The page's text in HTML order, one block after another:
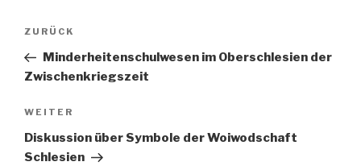
Beitragsnavigation
Vorheriger
Beitrag
ZURÜCK
Minderheitenschulwesen im Oberschlesien der
Zwischenkriegszeit
Nächster
Beitrag
WEITER
Diskussion über Symbole der Woiwodschaft
Schlesien